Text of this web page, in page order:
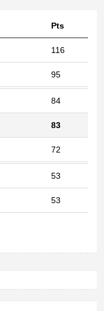
Pts
116
95
84
83
72
53
53